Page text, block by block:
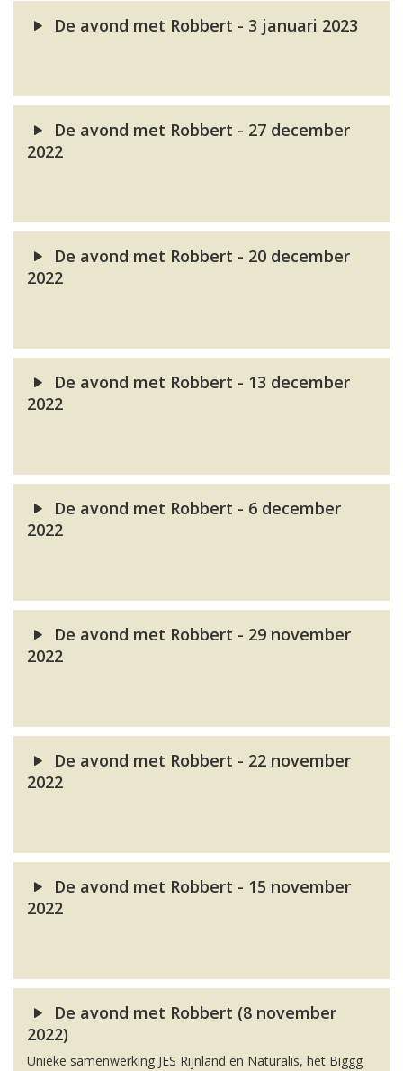
De avond met Robbert - 3 januari 2023
De avond met Robbert - 27 december
2022
De avond met Robbert - 20 december
2022
De avond met Robbert - 13 december
2022
De avond met Robbert - 6 december
2022
De avond met Robbert - 29 november
2022
De avond met Robbert - 22 november
2022
De avond met Robbert - 15 november
2022
De avond met Robbert (8 november
2022)
Unieke samenwerking JES Rijnland en Naturalis, het Biggg